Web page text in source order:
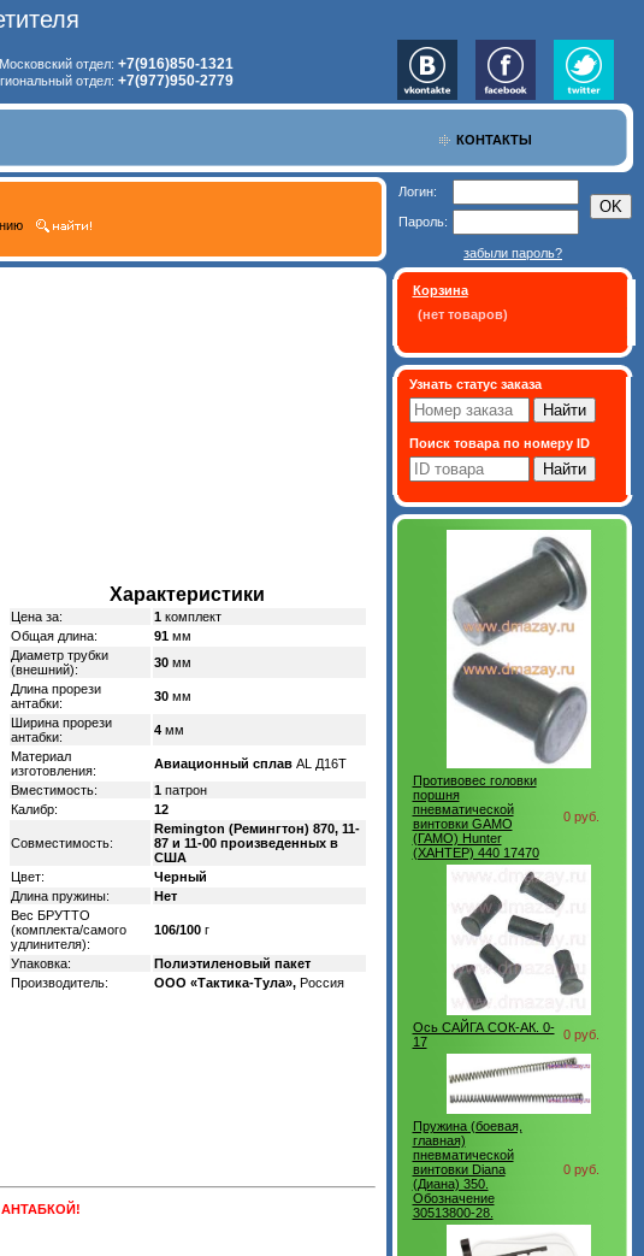
Московский отдел: +7(916)850-1321
отдел: +7(977)950-2779
КОНТАКТЫ
Характеристики
Цена за: 1 комплект
Общая длина:
91 мм
Диаметр трубки
(внешний):
30мм
Длина прорези
антабки:
30 мм
Ширина прорези
антабки:
4 мм
Материал
изготовления:
Авиационный сплавAL Д16Т
Вместимость:
1патрон
Калибр:
12
Совместимость:
Remington (Ремингтон) 870, 11-
87 и 11-00 произведенных в
США
Цвет:
Черный
Длина пружины:
Нет
Вес БРУТТО
(комплекта/самого
удлинителя):
106/100г
Упаковка:
Полиэтиленовый пакет
Производитель:
ООО «Тактика-Тула», Россия
Логин:
Пароль:
забыли пароль?
Корзина
(нет товаров)
Узнать статус заказа
Поиск товара по номеру ID
Противовес головки
поршня
пневматической
винтовки GAMO
(ГАМО) Hunter
(ХАНТЕР) 440 17470
0 руб.
Ось САЙГА СОК-АК. 0-
17
0 руб.
Пружина (боевая,
главная)
пневматической
винтовки Diana
(Диана) 350.
Обозначение
30513800-28.
0 руб.